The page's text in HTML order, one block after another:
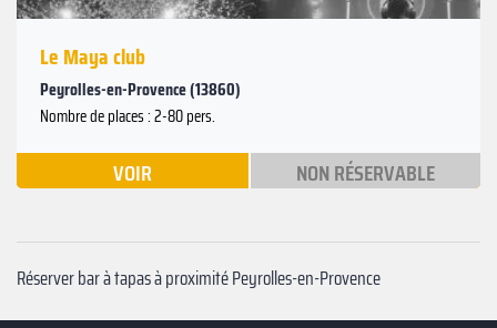
Le Maya club
Peyrolles-en-Provence (13860)
Nombre de places : 2-80 pers.
VOIR NON RÉSERVABLE
Réserver bar à tapas à proximité Peyrolles-en-Provence